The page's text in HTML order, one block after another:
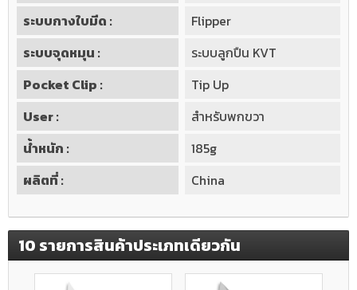
ระบบกางใบมีด :
Flipper
ระบบจุดหมุน :
ระบบลูกปืน KVT
Pocket Clip :
Tip Up
User :
สำหรับพกขวา
น้ำหนัก :
185g
ผลิตที่ :
China
10 รายการสินค้าประเภทเดียวกัน